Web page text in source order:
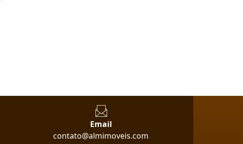
Email
contato@almimoveis.com